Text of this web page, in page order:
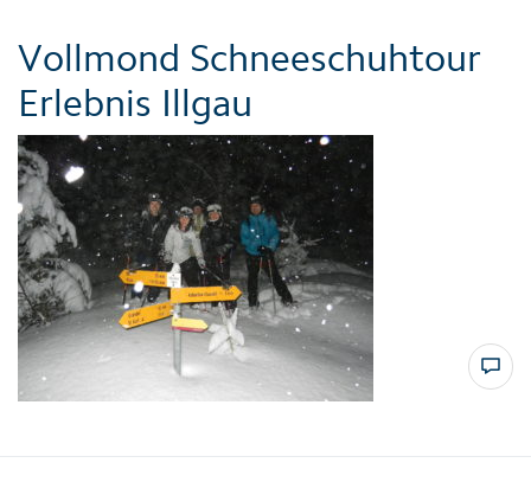
Vollmond Schneeschuhtour
Erlebnis Illgau